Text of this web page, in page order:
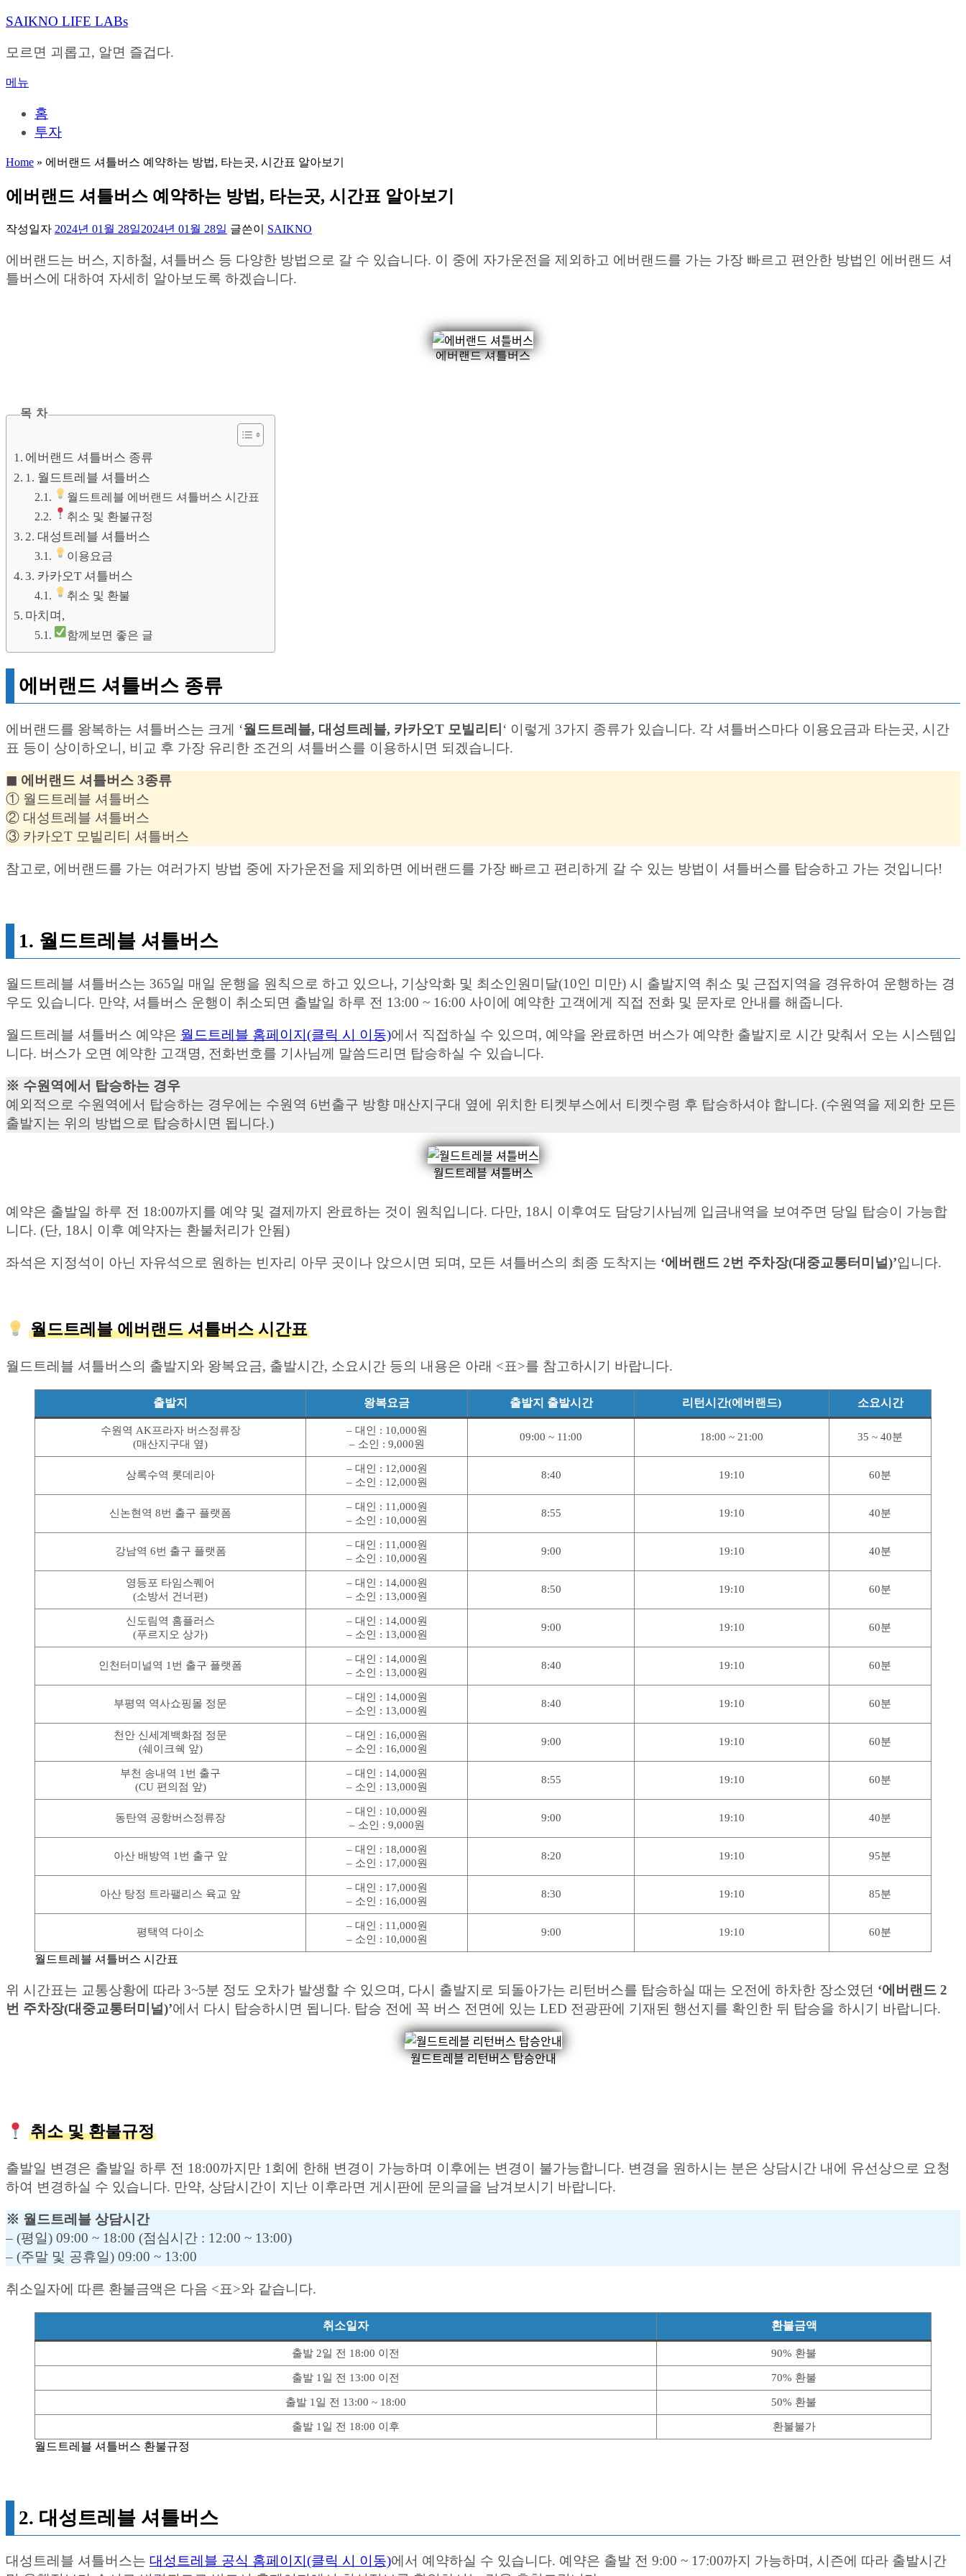
내
으
바
SAIKNO LIFE LABs
모르면 괴롭고, 알면 즐겁다.
메뉴
홈
투자
Home » 에버랜드 셔틀버스 예약하는 방법, 타는곳, 시간표 알아보기
에버랜드 셔틀버스 예약하는 방법, 타는곳, 시간표 알아보기
작성일자 2024년 01월 28일2024년 01월 28일 글쓴이 SAIKNO
에버랜드는 버스, 지하철, 셔틀버스 등 다양한 방법으로 갈 수 있습니다. 이 중에 자가운전을 제외하고 에버랜드를 가는 가장 빠르고 편안한 방법인 에버랜드 셔
틀버스에 대하여 자세히 알아보도록 하겠습니다.
에버랜드 셔틀버스
목 차
에버랜드 셔틀버스 종류
1. 월드트레블 셔틀버스
월드트레블 에버랜드 셔틀버스 시간표
취소 및 환불규정
2. 대성트레블 셔틀버스
이용요금
3. 카카오T 셔틀버스
취소 및 환불
마치며,
함께보면 좋은 글
에버랜드 셔틀버스 종류
에버랜드를 왕복하는 셔틀버스는 크게 ‘월드트레블, 대성트레블, 카카오T 모빌리티 ‘ 이렇게 3가지 종류가 있습니다. 각 셔틀버스마다 이용요금과 타는곳, 시간
표 등이 상이하오니, 비교 후 가장 유리한 조건의 셔틀버스를 이용하시면 되겠습니다.
◼︎ 에버랜드 셔틀버스 3종류
① 월드트레블 셔틀버스
② 대성트레블 셔틀버스
③ 카카오T 모빌리티 셔틀버스
참고로, 에버랜드를 가는 여러가지 방법 중에 자가운전을 제외하면 에버랜드를 가장 빠르고 편리하게 갈 수 있는 방법이 셔틀버스를 탑승하고 가는 것입니다!
1. 월드트레블 셔틀버스
월드트레블 셔틀버스는 365일 매일 운행을 원칙으로 하고 있으나, 기상악화 및 최소인원미달(10인 미만) 시 출발지역 취소 및 근접지역을 경유하여 운행하는 경
우도 있습니다. 만약, 셔틀버스 운행이 취소되면 출발일 하루 전 13:00 ~ 16:00 사이에 예약한 고객에게 직접 전화 및 문자로 안내를 해줍니다.
월드트레블 셔틀버스 예약은 월드트레블 홈페이지(클릭 시 이동)에서 직접하실 수 있으며, 예약을 완료하면 버스가 예약한 출발지로 시간 맞춰서 오는 시스템입
니다. 버스가 오면 예약한 고객명, 전화번호를 기사님께 말씀드리면 탑승하실 수 있습니다.
※ 수원역에서 탑승하는 경우
예외적으로 수원역에서 탑승하는 경우에는 수원역 6번출구 방향 매산지구대 옆에 위치한 티켓부스에서 티켓수령 후 탑승하셔야 합니다. (수원역을 제외한 모든
출발지는 위의 방법으로 탑승하시면 됩니다.)
월드트레블 셔틀버스
예약은 출발일 하루 전 18:00까지를 예약 및 결제까지 완료하는 것이 원칙입니다. 다만, 18시 이후여도 담당기사님께 입금내역을 보여주면 당일 탑승이 가능합
니다. (단, 18시 이후 예약자는 환불처리가 안됨)
좌석은 지정석이 아닌 자유석으로 원하는 빈자리 아무 곳이나 앉으시면 되며, 모든 셔틀버스의 최종 도착지는 ‘에버랜드 2번 주차장(대중교통터미널)’입니다.
월드트레블 에버랜드 셔틀버스 시간표
월드트레블 셔틀버스의 출발지와 왕복요금, 출발시간, 소요시간 등의 내용은 아래 <표>를 참고하시기 바랍니다.
출발지 왕복요금 출발지 출발시간 리턴시간(에버랜드) 소요시간
수원역 AK프라자 버스정류장
(매산지구대 옆)
– 대인 : 10,000원
– 소인 : 9,000원
09:00 ~ 11:00 18:00 ~ 21:00 35 ~ 40분
상록수역 롯데리아
– 대인 : 12,000원
– 소인 : 12,000원
8:40 19:10 60분
신논현역 8번 출구 플랫폼
– 대인 : 11,000원
– 소인 : 10,000원
8:55 19:10 40분
강남역 6번 출구 플랫폼
– 대인 : 11,000원
– 소인 : 10,000원
9:00 19:10 40분
영등포 타임스퀘어
(소방서 건너편)
– 대인 : 14,000원
– 소인 : 13,000원
8:50 19:10 60분
신도림역 홈플러스
(푸르지오 상가)
– 대인 : 14,000원
– 소인 : 13,000원
9:00 19:10 60분
인천터미널역 1번 출구 플랫폼
– 대인 : 14,000원
– 소인 : 13,000원
8:40 19:10 60분
부평역 역사쇼핑몰 정문
– 대인 : 14,000원
– 소인 : 13,000원
8:40 19:10 60분
천안 신세계백화점 정문
(쉐이크쉑 앞)
– 대인 : 16,000원
– 소인 : 16,000원
9:00 19:10 60분
부천 송내역 1번 출구
(CU 편의점 앞)
– 대인 : 14,000원
– 소인 : 13,000원
8:55 19:10 60분
동탄역 공항버스정류장
– 대인 : 10,000원
– 소인 : 9,000원
9:00 19:10 40분
아산 배방역 1번 출구 앞
– 대인 : 18,000원
– 소인 : 17,000원
8:20 19:10 95분
아산 탕정 트라팰리스 육교 앞
– 대인 : 17,000원
– 소인 : 16,000원
8:30 19:10 85분
평택역 다이소
– 대인 : 11,000원
– 소인 : 10,000원
9:00 19:10 60분
월드트레블 셔틀버스 시간표
위 시간표는 교통상황에 따라 3~5분 정도 오차가 발생할 수 있으며, 다시 출발지로 되돌아가는 리턴버스를 탑승하실 때는 오전에 하차한 장소였던 ‘에버랜드 2
번 주차장(대중교통터미널)’에서 다시 탑승하시면 됩니다. 탑승 전에 꼭 버스 전면에 있는 LED 전광판에 기재된 행선지를 확인한 뒤 탑승을 하시기 바랍니다.
월드트레블 리턴버스 탑승안내
취소 및 환불규정
출발일 변경은 출발일 하루 전 18:00까지만 1회에 한해 변경이 가능하며 이후에는 변경이 불가능합니다. 변경을 원하시는 분은 상담시간 내에 유선상으로 요청
하여 변경하실 수 있습니다. 만약, 상담시간이 지난 이후라면 게시판에 문의글을 남겨보시기 바랍니다.
※ 월드트레블 상담시간
– (평일) 09:00 ~ 18:00 (점심시간 : 12:00 ~ 13:00)
– (주말 및 공휴일) 09:00 ~ 13:00
취소일자에 따른 환불금액은 다음 <표>와 같습니다.
취소일자 환불금액
출발 2일 전 18:00 이전 90% 환불
출발 1일 전 13:00 이전 70% 환불
출발 1일 전 13:00 ~ 18:00 50% 환불
출발 1일 전 18:00 이후 환불불가
월드트레블 셔틀버스 환불규정
2. 대성트레블 셔틀버스
대성트레블 셔틀버스는 대성트레블 공식 홈페이지(클릭 시 이동)에서 예약하실 수 있습니다. 예약은 출발 전 9:00 ~ 17:00까지 가능하며, 시즌에 따라 출발시간